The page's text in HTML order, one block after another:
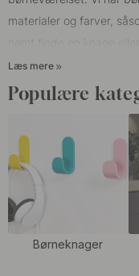
materialer og farver,
og indretning. Vil du
kan vi råde dig til at
nemt kan hænge sit tøj,
både en stilfuld
opbevaringsløsning!
Læs mere
Populære
Børneknager